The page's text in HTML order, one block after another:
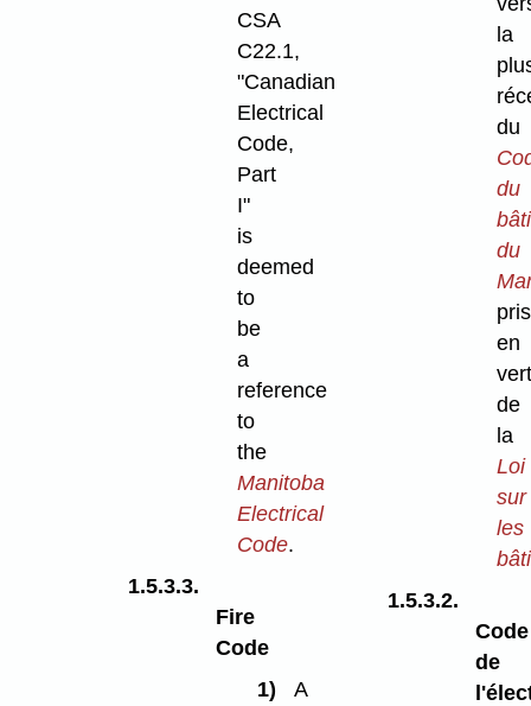
CSA
C22.1,
"Canadian
Electrical
Code,
Part
I"
is
deemed
to
be
a
reference
to
the
Manitoba
Electrical
Code.
1.5.3.3.
Fire
Code
1)A
la
du
du
du
pris
en
de
la
Loi
sur
les
1.5.3.2.
Code
de